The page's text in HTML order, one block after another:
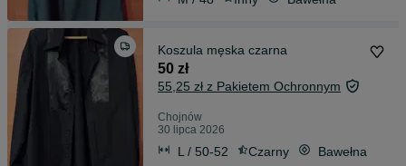
Koszula męska czarna
50 zł
55,25 zł z Pakietem Ochronnym
Chojnów
30 lipca 2026
L / 50-52 Czarny Bawełna